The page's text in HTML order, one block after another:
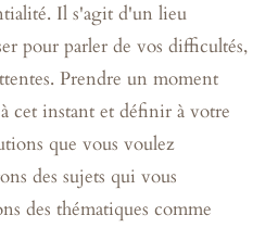
Il s'agit d'un lieu
pour parler de vos difficultés,
Prendre un moment
cet instant et définir à votre
que vous voulez
des sujets qui vous
des thématiques comme